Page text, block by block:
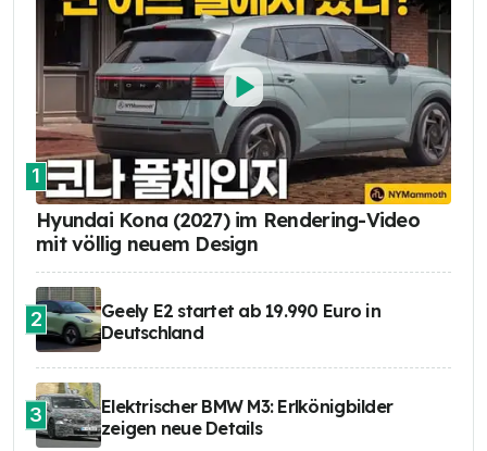
1
Hyundai Kona (2027) im Rendering-Video
mit völlig neuem Design
2
Geely E2 startet ab 19.990 Euro in
Deutschland
3
Elektrischer BMW M3: Erlkönigbilder
zeigen neue Details